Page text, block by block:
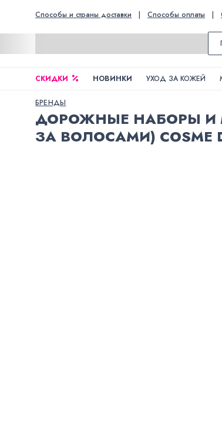
Способы и страны доставки | Способы оплаты |
СКИДКИ НОВИНКИ УХОД ЗА КОЖЕЙ
БРЕНДЫ
ДОРОЖНЫЕ НАБОРЫ И
ЗА ВОЛОСАМИ) COSME